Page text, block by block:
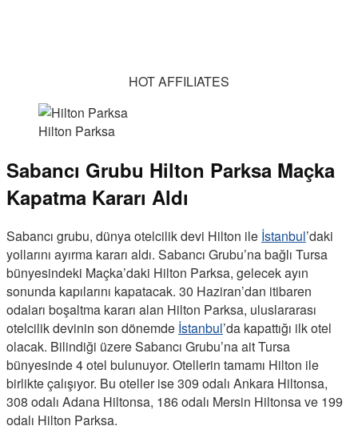
HOT AFFILIATES
Hilton Parksa
Sabancı Grubu Hilton Parksa Maçka
Kapatma Kararı Aldı
Sabancı grubu, dünya otelcilik devi Hilton ile İstanbul’daki
yollarını ayırma kararı aldı. Sabancı Grubu’na bağlı Tursa
bünyesindeki Maçka’daki Hilton Parksa, gelecek ayın
sonunda kapılarını kapatacak. 30 Haziran’dan itibaren
odaları boşaltma kararı alan Hilton Parksa, uluslararası
otelcilik devinin son dönemde İstanbul’da kapattığı ilk otel
olacak. Bilindiği üzere Sabancı Grubu’na ait Tursa
bünyesinde 4 otel bulunuyor. Otellerin tamamı Hilton ile
birlikte çalışıyor. Bu oteller ise 309 odalı Ankara Hiltonsa,
308 odalı Adana Hiltonsa, 186 odalı Mersin Hiltonsa ve 199
odalı Hilton Parksa.